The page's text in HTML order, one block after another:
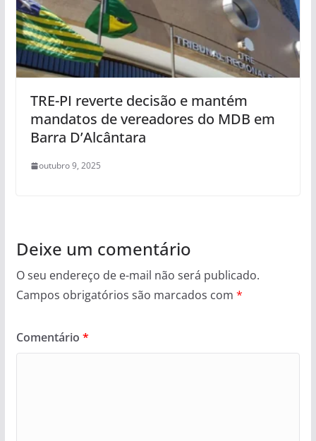
TRE-PI reverte decisão e mantém
mandatos de vereadores do MDB em
Barra D’Alcântara
outubro 9, 2025
Deixe um comentário
O seu endereço de e-mail não será publicado.
Campos obrigatórios são marcados com *
Comentário *